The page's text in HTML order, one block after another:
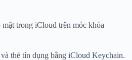
trong iCloud trên móc khóa
thẻ tín dụng bằng iCloud Keychain.